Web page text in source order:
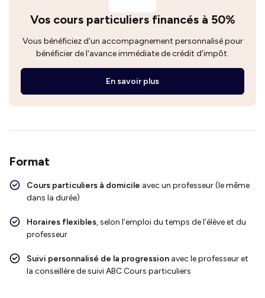
Vos cours particuliers financés à 50%
Vous bénéficiez d'un accompagnement personnalisé pour
bénéficier de l'avance immédiate de crédit d'impôt.
En savoir plus
Format
Cours particuliers à domicile avec un professeur (le même
dans la durée)
Horaires flexibles, selon l’emploi du temps de l’élève et du
professeur
Suivi personnalisé de la progression avec le professeur et
la conseillère de suivi ABC Cours particuliers